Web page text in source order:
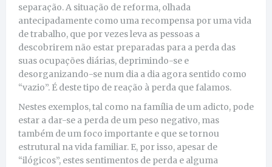
separação. A situação de reforma, olhada
antecipadamente como uma recompensa por uma vida
de trabalho, que por vezes leva as pessoas a
descobrirem não estar preparadas para a perda das
suas ocupações diárias, deprimindo-se e
desorganizando-se num dia a dia agora sentido como
“vazio”. É deste tipo de reação à perda que falamos.
Nestes exemplos, tal como na família de um adicto, pode
estar a dar-se a perda de um peso negativo, mas
também de um foco importante e que se tornou
estrutural na vida familiar. E, por isso, apesar de
“ilógicos”, estes sentimentos de perda e alguma